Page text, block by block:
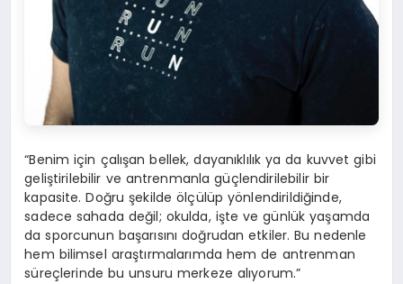
“Benim için çalışan bellek, dayanıklılık ya da kuvvet gibi
geliştirilebilir ve antrenmanla güçlendirilebilir bir
kapasite. Doğru şekilde ölçülüp yönlendirildiğinde,
sadece sahada değil; okulda, işte ve günlük yaşamda
da sporcunun başarısını doğrudan etkiler. Bu nedenle
hem bilimsel araştırmalarımda hem de antrenman
süreçlerinde bu unsuru merkeze alıyorum.”